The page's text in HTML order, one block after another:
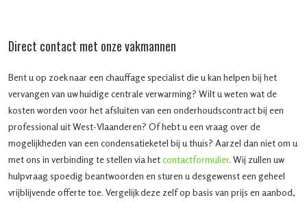
Direct contact met onze vakmannen
Bent u op zoek naar een chauffage specialist die u kan helpen bij het
vervangen van uw huidige centrale verwarming? Wilt u weten wat de
kosten worden voor het afsluiten van een onderhoudscontract bij een
professional uit West-Vlaanderen? Of hebt u een vraag over de
mogelijkheden van een condensatieketel bij u thuis? Aarzel dan niet om u
met ons in verbinding te stellen via hetcontactformulier. Wij zullen uw
hulpvraag spoedig beantwoorden en sturen u desgewenst een geheel
vrijblijvende offerte toe. Vergelijk deze zelf op basis van prijs en aanbod,